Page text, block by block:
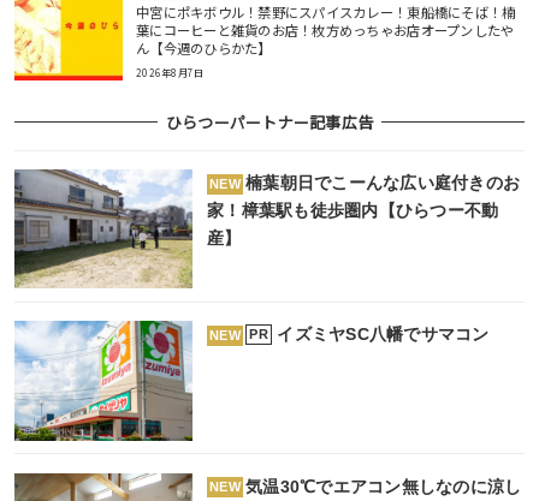
中宮にポキボウル！禁野にスパイスカレー！東船橋にそば！楠
葉にコーヒーと雑貨のお店！枚方めっちゃお店オープンしたや
ん【今週のひらかた】
2026年8月7日
ひらつーパートナー記事広告
NEW 楠葉朝日でこーんな広い庭付きのお
家！樟葉駅も徒歩圏内【ひらつー不動
産】
NEW PR イズミヤSC八幡でサマコン
NEW 気温30℃でエアコン無しなのに涼し